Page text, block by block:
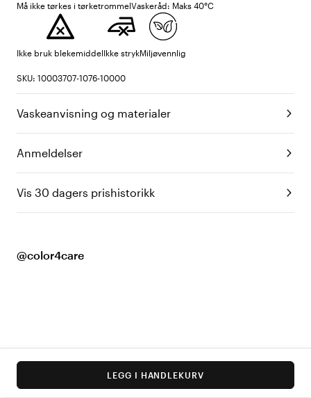
Må ikke tørkes i tørketrommelVaskeråd: Maks 40°C
Ikke bruk blekemiddelIkke strykMiljøvennlig
SKU: 10003707-1076-10000
Vaskeanvisning og materialer
Anmeldelser
Vis 30 dagers prishistorikk
@color4care
LEGG I HANDLEKURV